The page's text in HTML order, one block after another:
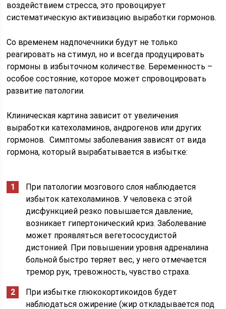
воздействием стресса, это провоцирует
систематическую активизацию выработки гормонов.
Со временем надпочечники будут не только
реагировать на стимул, но и всегда продуцировать
гормоны в избыточном количестве. Беременность –
особое состояние, которое может спровоцировать
развитие патологии.
Клиническая картина зависит от увеличения
выработки катехоламинов, андрогенов или других
гормонов. Симптомы заболевания зависят от вида
гормона, который вырабатывается в избытке:
При патологии мозгового слоя наблюдается
избыток катехоламинов. У человека с этой
дисфункцией резко повышается давление,
возникает гипертонический криз. Заболевание
может проявляться вегетососудистой
дистонией. При повышении уровня адреналина
больной быстро теряет вес, у него отмечается
тремор рук, тревожность, чувство страха.
При избытке глюкокортикоидов будет
наблюдаться ожирение (жир откладывается под